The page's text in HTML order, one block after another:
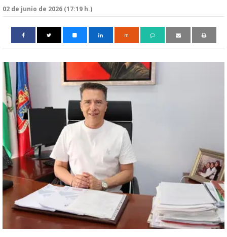
02 de junio de 2026 (17:19 h.)
m